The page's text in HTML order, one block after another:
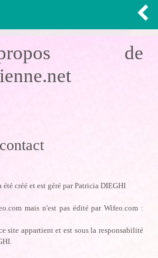
de
créé et est géré par Patricia DIEGHI
mais n'est pas édité par Wifeo.com :
site appartient et est sous la responsabilité